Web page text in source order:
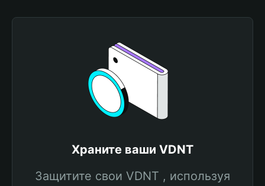
Храните ваши VDNT
Защитите свои VDNT , используя